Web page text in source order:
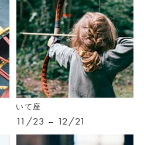
いて座
11/23 – 12/21